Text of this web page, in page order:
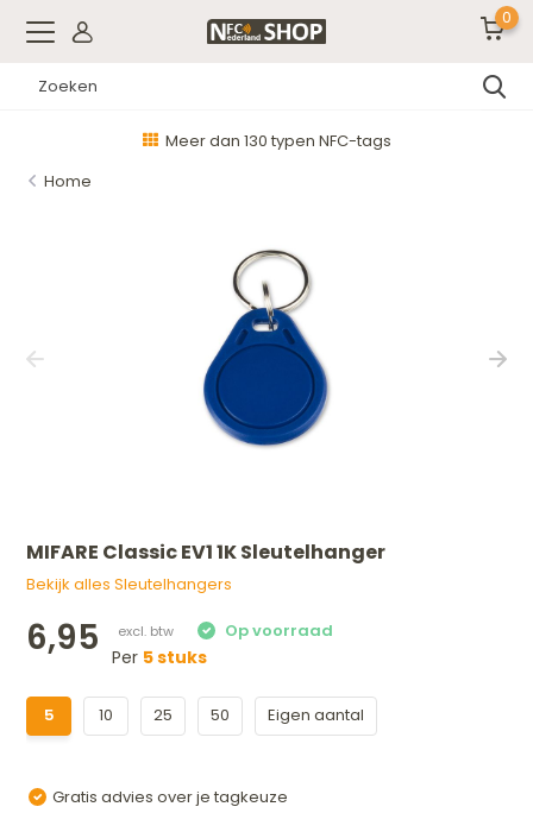
0
Meer dan 130 typen NFC-tags
Home
MIFARE Classic EV1 1K Sleutelhanger
Bekijk alles Sleutelhangers
6,95 Per 5 stuks
5 10 25 50 Eigen aantal
Gratis advies over je tagkeuze